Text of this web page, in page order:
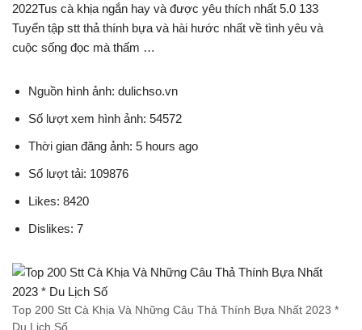
2022Tus cà khịa ngắn hay và được yêu thích nhất 5.0 133
Tuyển tập stt thả thính bựa và hài hước nhất về tình yêu và
cuộc sống đọc mà thấm …
Nguồn hình ảnh: dulichso.vn
Số lượt xem hình ảnh: 54572
Thời gian đăng ảnh: 5 hours ago
Số lượt tải: 109876
Likes: 8420
Dislikes: 7
Top 200 Stt Cà Khịa Và Những Câu Thả Thính Bựa Nhất 2023 *
Du Lịch Số